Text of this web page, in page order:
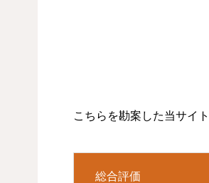
こちらを勘案した当サイ
総合評価